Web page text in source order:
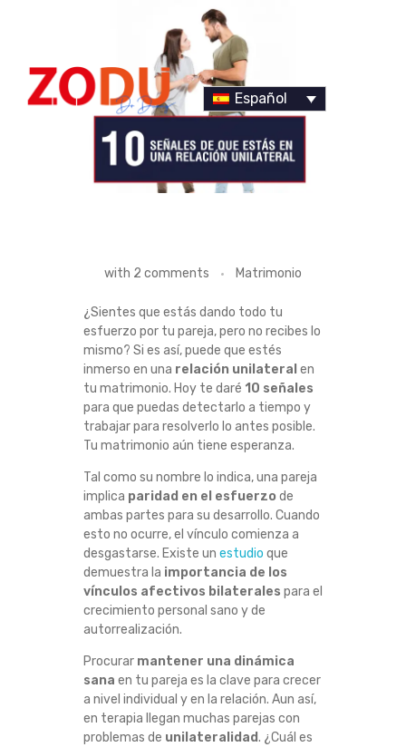
Español
with 2 comments Matrimonio
¿Sientes que estás dando todo tu
esfuerzo por tu pareja, pero no recibes lo
mismo? Si es así, puede que estés
inmerso en una relación unilateral en
tu matrimonio. Hoy te daré 10 señales
para que puedas detectarlo a tiempo y
trabajar para resolverlo lo antes posible.
Tu matrimonio aún tiene esperanza.
Tal como su nombre lo indica, una pareja
implica paridad en el esfuerzo de
ambas partes para su desarrollo. Cuando
esto no ocurre, el vínculo comienza a
desgastarse. Existe un estudio que
demuestra la importancia de los
vínculos afectivos bilaterales para el
crecimiento personal sano y de
autorrealización.
Procurarmantener una dinámica
sana en tu pareja es la clave para crecer
a nivel individual y en la relación. Aun así,
en terapia llegan muchas parejas con
problemas de unilateralidad. ¿Cuál es